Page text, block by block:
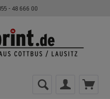
- 48 666 00